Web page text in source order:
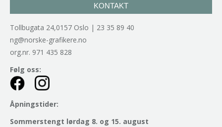
KONTAKT
Tollbugata 24,0157 Oslo | 23 35 89 40
ng@norske-grafikere.no
org.nr. 971 435 828
Følg oss:
Åpningstider:
Sommerstengt lørdag 8. og 15. august